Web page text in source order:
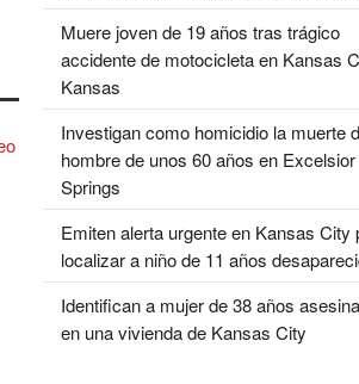
Muere joven de 19 años tras trágico
accidente de motocicleta en Kansas
Kansas
Investigan como homicidio la muerte
hombre de unos 60 años en Excelsior
Springs
Emiten alerta urgente en Kansas City
localizar a niño de 11 años
Identifican a mujer de 38 años
en una vivienda de Kansas City